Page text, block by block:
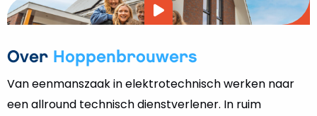
Over Hoppenbrouwers
Van eenmanszaak in elektrotechnisch werken naar
een allround technisch dienstverlener. In ruim
Video